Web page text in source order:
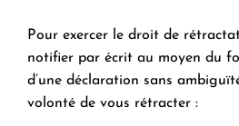
Pour exercer le droit de
notifier par écrit au moyen du
d’une déclaration sans
volonté de vous rétracter :